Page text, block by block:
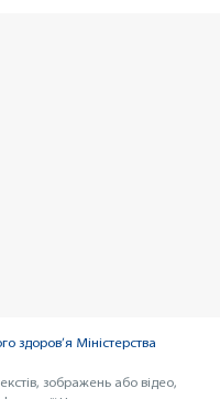
здоров’я Міністерства
зображень або відео,